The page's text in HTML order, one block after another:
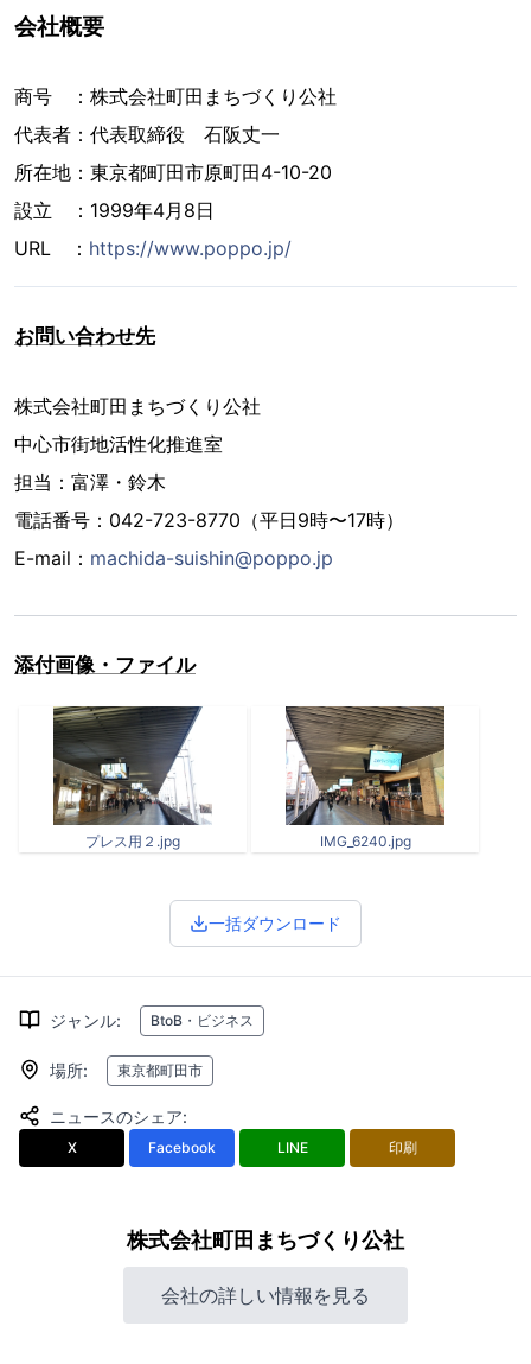
会社概要
商号 ：株式会社町田まちづくり公社
代表者：代表取締役 石阪丈一
所在地：東京都町田市原町田4-10-20
設立 ：1999年4月8日
URL ： https://www.poppo.jp/
お問い合わせ先
株式会社町田まちづくり公社
中心市街地活性化推進室
担当：富澤・鈴木
電話番号：042-723-8770（平日9時〜17時）
E-mail： machida-suishin@poppo.jp
添付画像・ファイル
プレス用２.jpg IMG_6240.jpg
一括ダウンロード
ジャンル: BtoB・ビジネス
場所: 東京都町田市
ニュースのシェア:
X Facebook LINE 印刷
株式会社町田まちづくり公社
会社の詳しい情報を見る